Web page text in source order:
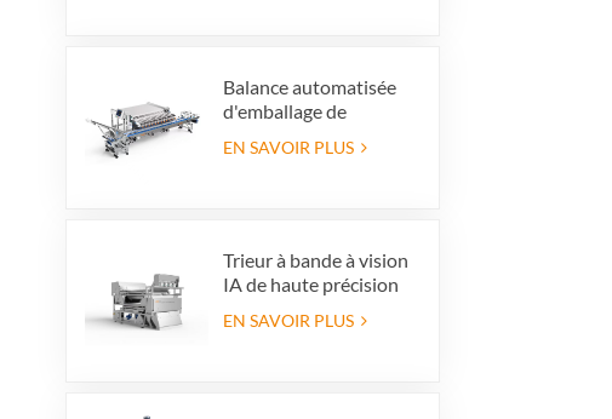
Balance automatisée
d'emballage de
de rejet intégré,
d'œuvre
EN SAVOIR PLUS
Trieur à bande à vision
IA de haute précision
EN SAVOIR PLUS